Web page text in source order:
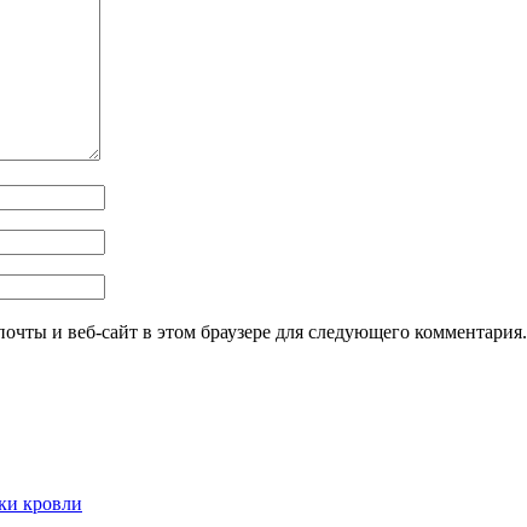
и веб-сайт в этом браузере для следующего комментария.
кровли